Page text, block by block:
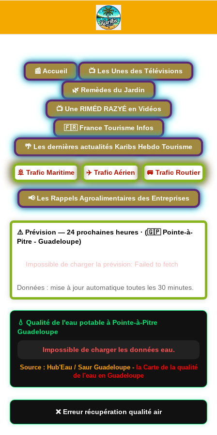
📰 Accueil 📺 Les Unes des Télévisions
🌿 Remèdes du Jardin
📺 Une RIMÉD RAZYÉ en Vidéos
🇫🇷 France Tourisme Infos
🌴 Les dernières actualités Karibs Hebdo Tourisme
🚢 Trafic Maritime ✈️ Trafic Aérien 🚐 Trafic Routier
📢 Les Rappels Agroalimentaires des Entreprises
⚠️ Prévision — 24 prochaines heures · (🇬🇵 Pointe-à-
Pitre - Guadeloupe)
Impossible de charger la prévision: Failed to fetch
Données : mise à jour automatique toutes les 30 minutes.
💧 Qualité de l'eau potable à Pointe-à-Pitre
Guadeloupe
Impossible de charger les données eau.
Source : Hub'Eau / Saur Guadeloupe - la Carte de la qualité
de l'eau en Guadeloupe
❌ Erreur récupération qualité air